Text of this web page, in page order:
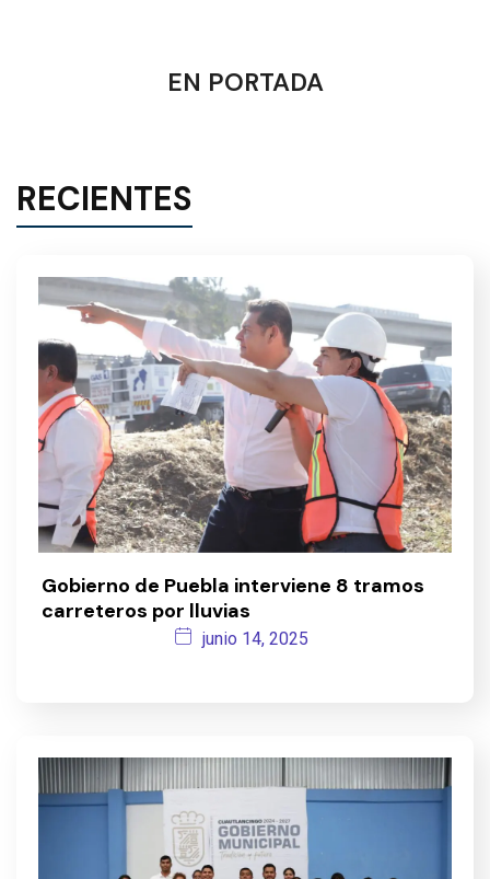
EN PORTADA
RECIENTES
Gobierno de Puebla interviene 8 tramos
carreteros por lluvias
junio 14, 2025